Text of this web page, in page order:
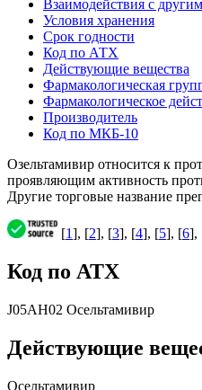
Взаимодействия с
Условия хранения
Срок годности
Код по АТХ
Действующие вещества
Фармакологическая
Фармакологическое
Производитель
Код по МКБ-10
Озельтамивир относится к
проявляющим активность
Другие торговые название
[1], [2], [3], [4], [5], [6],
Код по АТХ
J05AH02 Осельтамивир
Действующие
Осельтамивир